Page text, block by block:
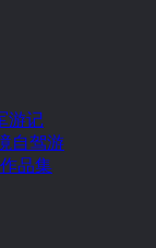
游记
自驾游
品集